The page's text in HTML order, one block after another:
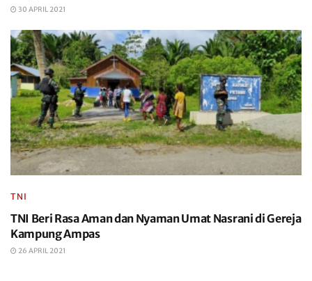
30 APRIL 2021
TNI
TNI Beri Rasa Aman dan Nyaman Umat Nasrani di Gereja
Kampung Ampas
26 APRIL 2021